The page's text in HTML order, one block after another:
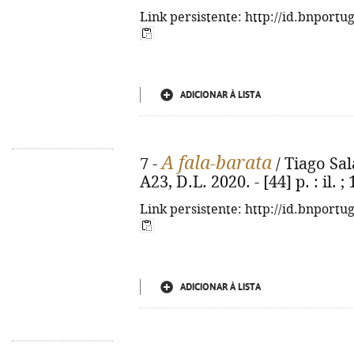
Link persistente: http://
ADICIONAR À LISTA
7 -A fala-barata / Tiago
A23, D.L. 2020. - [44] p. : il. ;
Link persistente: http://
ADICIONAR À LISTA